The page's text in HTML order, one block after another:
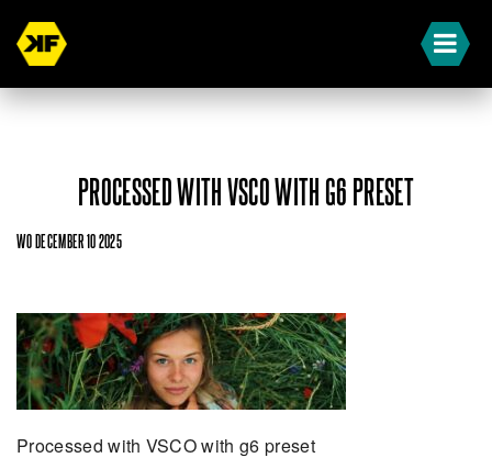
PROCESSED WITH VSCO WITH G6 PRESET
WO DECEMBER 10 2025
Processed with VSCO with g6 preset